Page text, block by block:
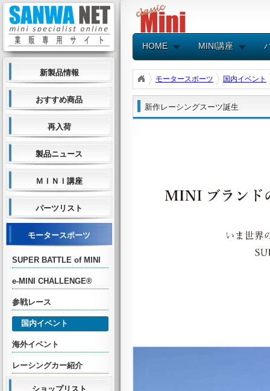
新製品情報
おすすめ商品
再入荷
製品ニュース
ＭＩＮＩ講座
パーツリスト
モータースポーツ
SUPER BATTLE of MINI
e-MINI CHALLENGE®
参戦レース
国内イベント
海外イベント
レーシングカー紹介
ショップリスト
HOME MINI講座
モータースポーツ 国内イベント
新作レーシングスーツ誕生